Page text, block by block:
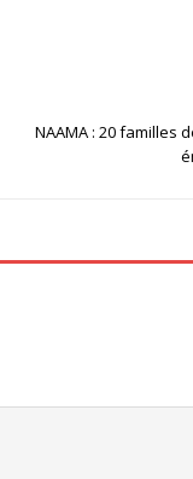
NAAMA : 20 familles